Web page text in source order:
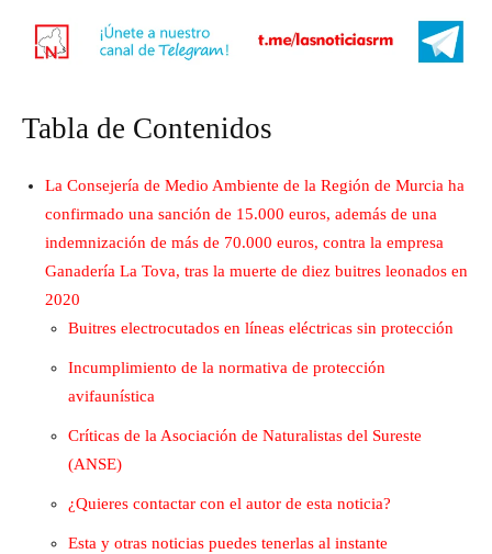
Tabla de Contenidos
La Consejería de Medio Ambiente de la Región de Murcia ha
confirmado una sanción de 15.000 euros, además de una
indemnización de más de 70.000 euros, contra la empresa
Ganadería La Tova, tras la muerte de diez buitres leonados en
2020
Buitres electrocutados en líneas eléctricas sin protección
Incumplimiento de la normativa de protección
avifaunística
Críticas de la Asociación de Naturalistas del Sureste
(ANSE)
¿Quieres contactar con el autor de esta noticia?
Esta y otras noticias puedes tenerlas al instante